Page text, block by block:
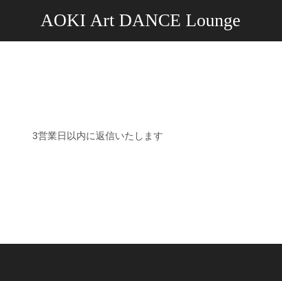
AOKI Art DANCE Lounge
3営業日以内に返信いたします